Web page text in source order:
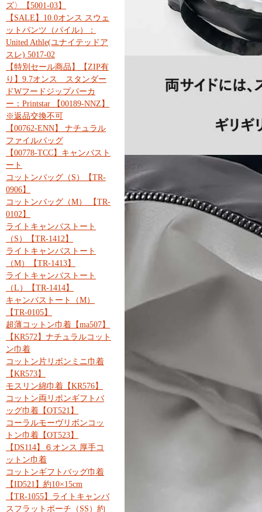
ズ〉【5001-03】
【SALE】10.0オンス スウェ
ットパンツ（パイル）：
United Athle(ユナイテッドア
スレ) 5017-02
【特別セール商品】【ZIP有
り】9.7オンス スタンダー
ドWフードジップパーカ
ー：Printstar 【00189-NNZ】
※返品交換不可
【00762-ENN】 ナチュラル
ファイルバッグ
【00778-TCC】キャンバスト
ート
コットンバッグ（S）【TR-
0906】
コットンバッグ（M） 【TR-
0102】
ライトキャンバストート
（S）【TR-1412】
ライトキャンバストート
（M）【TR-1413】
ライトキャンバストート
（L）【TR-1414】
キャンバストート（M）
【TR-0105】
超薄コットン巾着【ma507】
【KR572】ナチュラルコット
ン巾着
コットン片リボンミニ巾着
【KR573】
モスリン綿巾着【KR576】
コットン両リボンギフトバ
ッグ巾着【OT521】
コーラルモーヴリボンコッ
トン巾着【OT523】
【DS114】６オンス 厚手コ
ットン巾着
コットンギフトバッグ巾着
【ID521】約10×15cm
【TR-1055】ライトキャンバ
スフラットポーチ（SS）約